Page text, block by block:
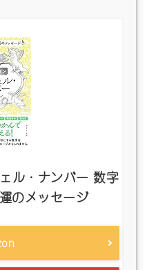
ル・ナンバー 数字
のメッセージ